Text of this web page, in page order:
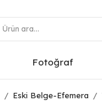
Fotoğraf
/ Eski Belge-Efemera /